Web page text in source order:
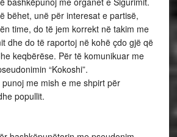
bëhet, unë për interesat e partisë,
time, do të jem korrekt në takim me
dhe do të raportoj në kohë çdo gjë që
keqbërëse. Për të komunikuar me
“Kokoshi”.
me mish e me shpirt për
popullit.